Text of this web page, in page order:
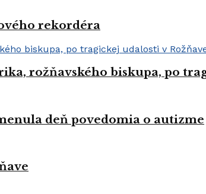
rekordéra
rožňavského biskupa, po
deň povedomia o autizme